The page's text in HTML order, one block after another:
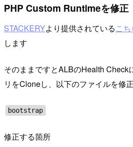
PHP Custom Runtimeを修正
STACKERYより提供されているこち
します
そのままですとALBのHealth Check
リをCloneし、以下のファイルを修
bootstrap
修正する箇所